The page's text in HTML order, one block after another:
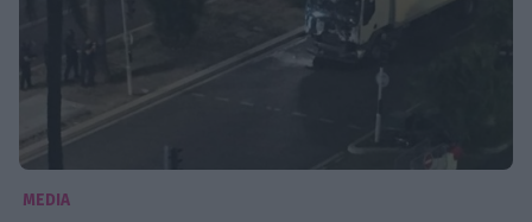
MEDIA